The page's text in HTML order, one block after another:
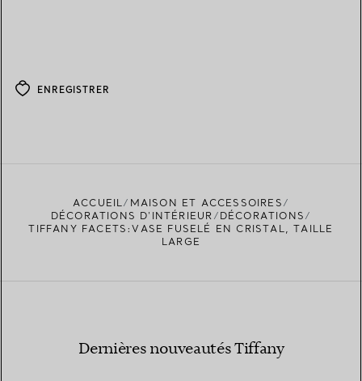
ENREGISTRER
ACCUEIL
MAISON ET ACCESSOIRES
DÉCORATIONS D'INTÉRIEUR
DÉCORATIONS
TIFFANY FACETS:VASE FUSELÉ EN CRISTAL, TAILLE
LARGE
Dernières nouveautés Tiffany